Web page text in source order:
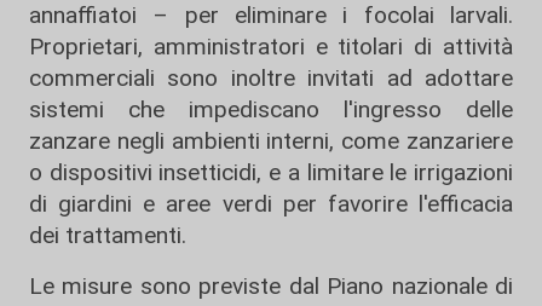
annaffiatoi – per eliminare i focolai larvali.
Proprietari, amministratori e titolari di attività
commerciali sono inoltre invitati ad adottare
sistemi che impediscano l'ingresso delle
zanzare negli ambienti interni, come zanzariere
o dispositivi insetticidi, e a limitare le irrigazioni
di giardini e aree verdi per favorire l'efficacia
dei trattamenti.
Le misure sono previste dal Piano nazionale di